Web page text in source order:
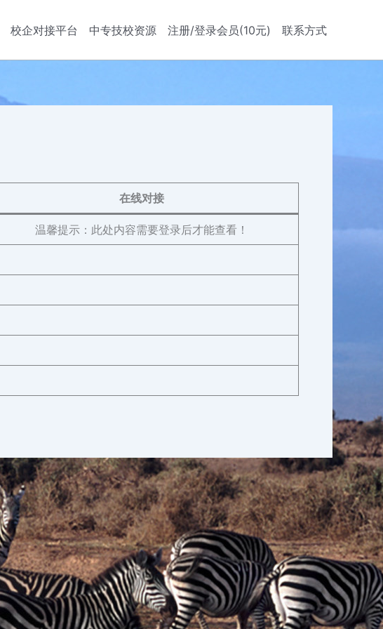
校企对接平台 中专技校资源 注册/登录会员(10元) 联系方式
在线对接
温馨提示：此处内容需要登录后才能查看！